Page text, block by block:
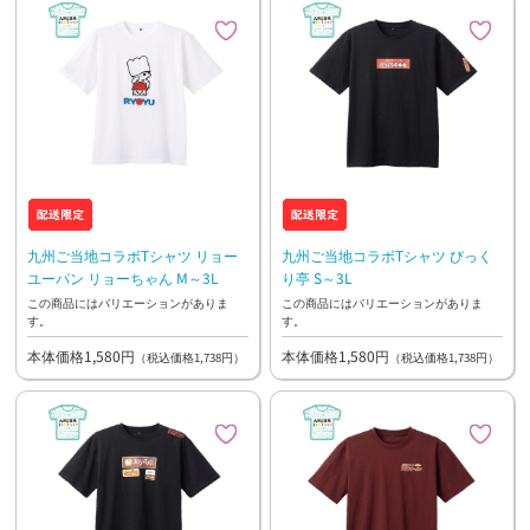
九州ご当地コラボTシャツ リョー
ユーパン リョーちゃん M～3L
この商品にはバリエーションがありま
す。
本体価格1,580円 （税込価格1,738円）
九州ご当地コラボTシャツ びっく
り亭 S～3L
この商品にはバリエーションがありま
す。
本体価格1,580円 （税込価格1,738円）